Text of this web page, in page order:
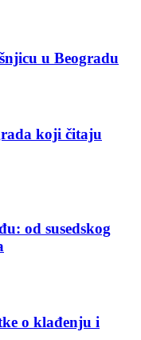
u Beogradu
koji čitaju
od susedskog
o klađenju i